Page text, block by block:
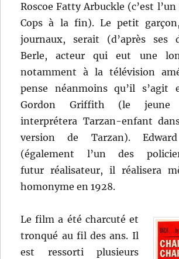
Roscoe Fatty Arbuckle (c’est
Cops à la fin). Le petit
journaux, serait (d’après ses
Berle, acteur qui eut une
notamment à la télévision
pense néanmoins qu’il s’agit
Gordon Griffith (le jeune
interprétera Tarzan-enfant
version de Tarzan).
(également l’un des
futur réalisateur, il réalisera
homonyme en 1928.
Le film a été charcuté et
tronqué au fil des ans. Il
est ressorti plusieurs